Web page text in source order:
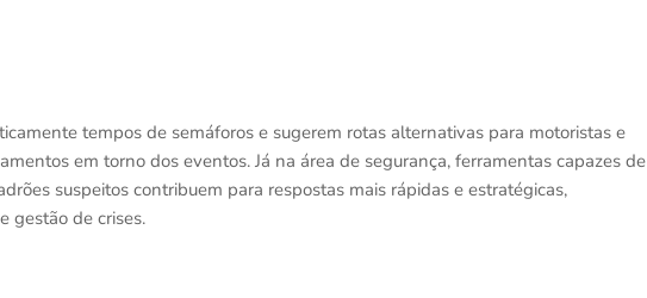
tempos de semáforos e sugerem rotas alternativas para motoristas e
em torno dos eventos. Já na área de segurança, ferramentas capazes de
suspeitos contribuem para respostas mais rápidas e estratégicas,
gestão de crises.